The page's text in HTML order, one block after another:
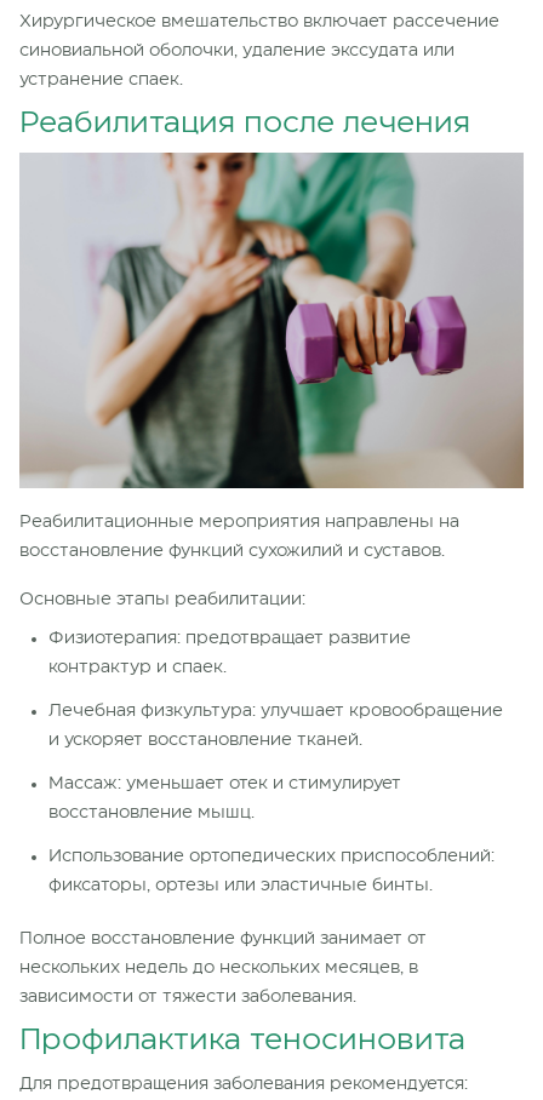
Хирургическое вмешательство включает рассечение
синовиальной оболочки, удаление экссудата или
устранение спаек.
Реабилитация после лечения
Реабилитационные мероприятия направлены на
восстановление функций сухожилий и суставов.
Основные этапы реабилитации:
Физиотерапия: предотвращает развитие
контрактур и спаек.
Лечебная физкультура: улучшает кровообращение
и ускоряет восстановление тканей.
Массаж: уменьшает отек и стимулирует
восстановление мышц.
Использование ортопедических приспособлений:
фиксаторы, ортезы или эластичные бинты.
Полное восстановление функций занимает от
нескольких недель до нескольких месяцев, в
зависимости от тяжести заболевания.
Профилактика теносиновита
Для предотвращения заболевания рекомендуется: